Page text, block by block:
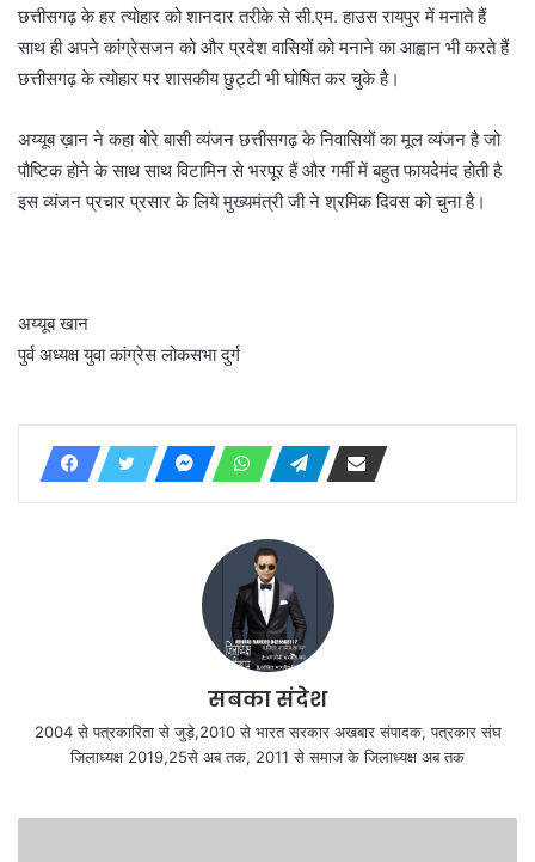
छत्तीसगढ़ के हर त्योहार को शानदार तरीके से सी.एम. हाउस रायपुर में मनाते हैं
साथ ही अपने कांग्रेसजन को और प्रदेश वासियों को मनाने का आह्वान भी करते हैं
छत्तीसगढ़ के त्योहार पर शासकीय छुट्टी भी घोषित कर चुके है।
अय्यूब ख़ान ने कहा बोरे बासी व्यंजन छत्तीसगढ़ के निवासियों का मूल व्यंजन है जो
पौष्टिक होने के साथ साथ विटामिन से भरपूर हैं और गर्मी में बहुत फायदेमंद होती है
इस व्यंजन प्रचार प्रसार के लिये मुख्यमंत्री जी ने श्रमिक दिवस को चुना है।
अय्यूब खान
पुर्व अध्यक्ष युवा कांग्रेस लोकसभा दुर्ग
सबका संदेश
2004 से पत्रकारिता से जुड़े,2010 से भारत सरकार अखबार संपादक, पत्रकार संघ
जिलाध्यक्ष 2019,25से अब तक, 2011 से समाज के जिलाध्यक्ष अब तक